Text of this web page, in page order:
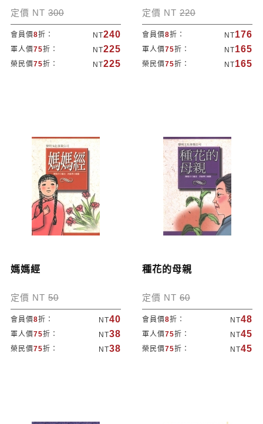
定價 NT 300
會員價8折： NT240
軍人價75折： NT225
榮民價75折： NT225
定價 NT 220
會員價8折： NT176
軍人價75折： NT165
榮民價75折： NT165
媽媽經
定價 NT 50
會員價8折： NT40
軍人價75折： NT38
榮民價75折： NT38
種花的母親
定價 NT 60
會員價8折： NT48
軍人價75折： NT45
榮民價75折： NT45